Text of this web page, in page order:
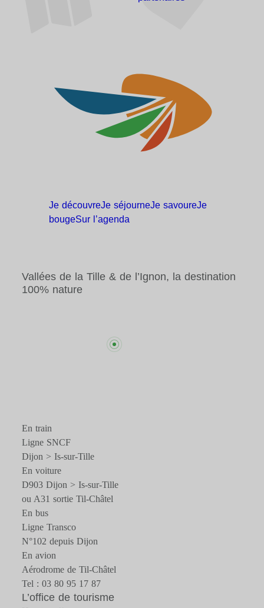
Je découvreJe séjourneJe savoureJe
bougeSur l’agenda
Vallées de la Tille & de l’Ignon, la destination
100% nature
En train
Ligne SNCF
Dijon > Is-sur-Tille
En voiture
D903 Dijon > Is-sur-Tille
ou A31 sortie Til-Châtel
En bus
Ligne Transco
N°102 depuis Dijon
En avion
Aérodrome de Til-Châtel
Tel : 03 80 95 17 87
L’office de tourisme